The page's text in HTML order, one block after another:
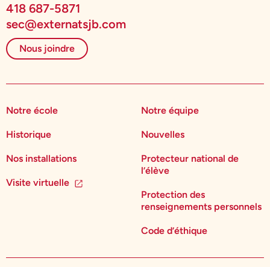
418 687-5871
sec@externatsjb.com
Nous joindre
Notre école
Historique
Nos installations
Visite virtuelle
Notre équipe
Nouvelles
Protecteur national de
l’élève
Protection des
renseignements personnels
Code d’éthique